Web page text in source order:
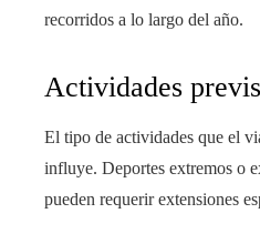
recorridos a lo largo del año.
Actividades
El tipo de actividades que el
influye. Deportes extremos o
pueden requerir extensiones